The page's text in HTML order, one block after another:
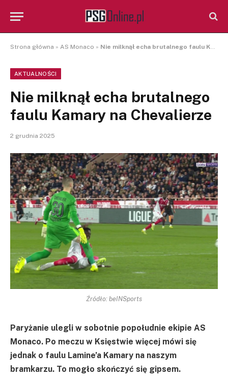
Strona główna » AS Monaco » Nie milknął echa brutalnego faulu Kamary na Chevalierze
AKTUALNOŚCI
Nie milknął echa brutalnego
faulu Kamary na Chevalierze
2 grudnia 2025
Źródło: beINSports
Paryżanie ulegli w sobotnie popołudnie ekipie AS
Monaco. Po meczu w Księstwie więcej mówi się
jednak o faulu Lamine’a Kamary na naszym
bramkarzu. To mogło skończyć się gipsem.